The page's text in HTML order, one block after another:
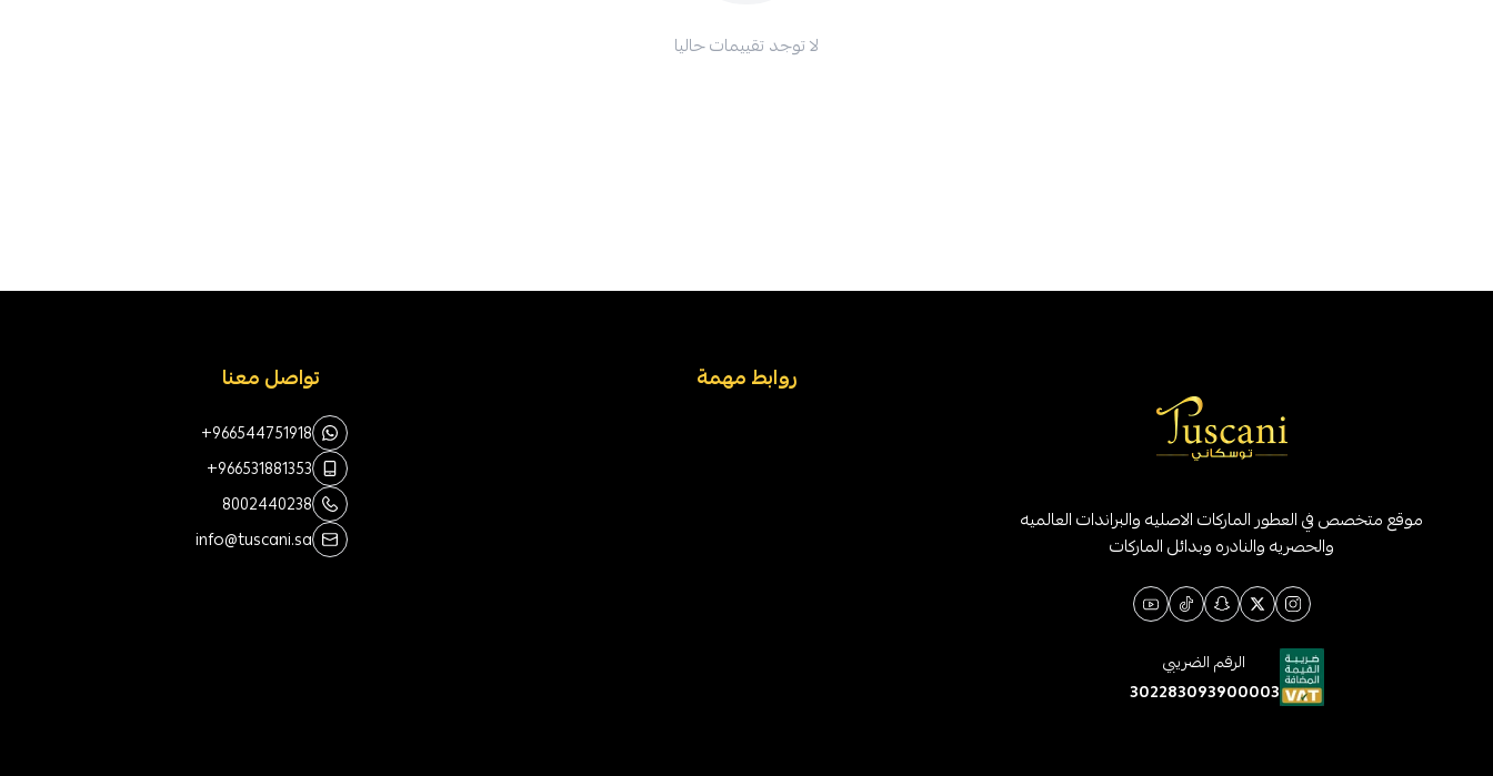
لا توجد تقييمات حاليا
موقع متخصص في العطور الماركات الاصليه والبراندات العالميه
والحصريه والنادره وبدائل الماركات
الرقم الضريبي
302283093900003
روابط مهمة تواصل معنا
+966544751918
+966531881353
8002440238
info@tuscani.sa